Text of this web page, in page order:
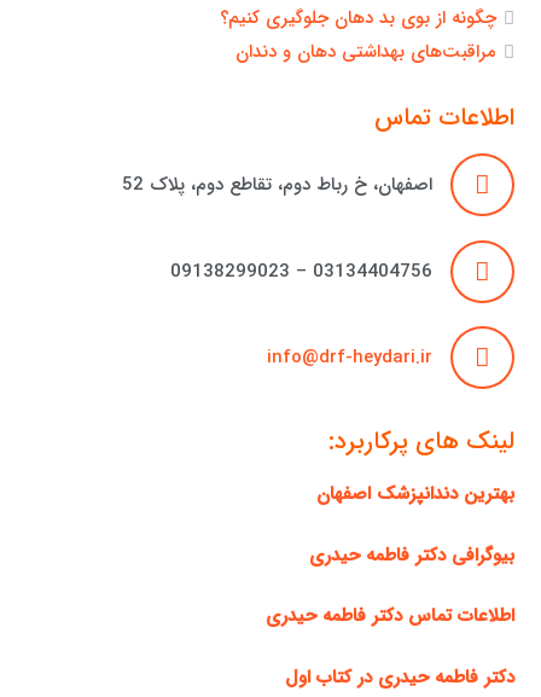
چگونه از بوی بد دهان جلوگیری کنیم؟
مراقبت‌های بهداشتی دهان و دندان
اطلاعات تماس
اصفهان، خ رباط دوم، تقاطع دوم، پلاک 52
03134404756 – 09138299023
info@drf-heydari.ir
لینک های پرکاربرد:
بهترین دندانپزشک اصفهان
بیوگرافی دکتر فاطمه حیدری
اطلاعات تماس دکتر فاطمه حیدری
دکتر فاطمه حیدری در کتاب اول